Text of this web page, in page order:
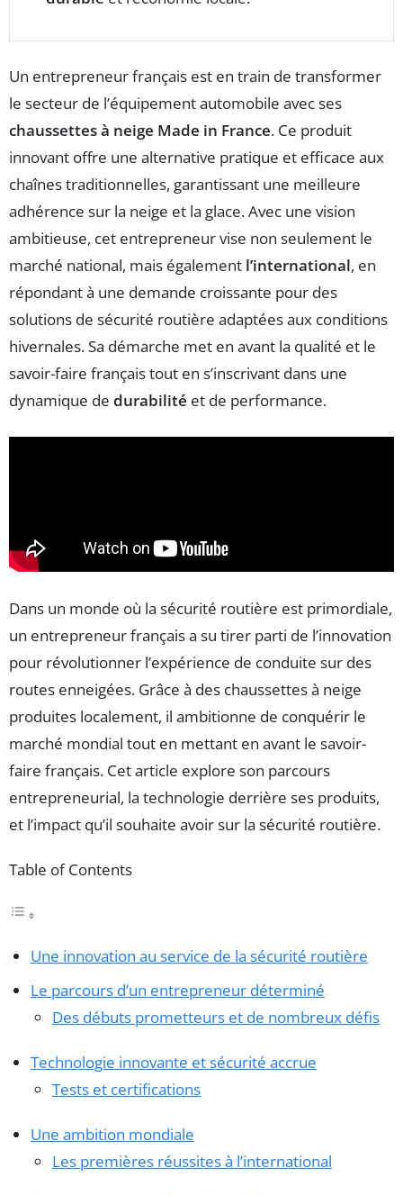
Un entrepreneur français est en train de transformer
le secteur de l’équipement automobile avec ses
chaussettes à neige Made in France. Ce produit
innovant offre une alternative pratique et efficace aux
chaînes traditionnelles, garantissant une meilleure
adhérence sur la neige et la glace. Avec une vision
ambitieuse, cet entrepreneur vise non seulement le
marché national, mais également l’international, en
répondant à une demande croissante pour des
solutions de sécurité routière adaptées aux conditions
hivernales. Sa démarche met en avant la qualité et le
savoir-faire français tout en s’inscrivant dans une
dynamique de durabilité et de performance.
Dans un monde où la sécurité routière est primordiale,
un entrepreneur français a su tirer parti de l’innovation
pour révolutionner l’expérience de conduite sur des
routes enneigées. Grâce à des chaussettes à neige
produites localement, il ambitionne de conquérir le
marché mondial tout en mettant en avant le savoir-
faire français. Cet article explore son parcours
entrepreneurial, la technologie derrière ses produits,
et l’impact qu’il souhaite avoir sur la sécurité routière.
Table of Contents
Une innovation au service de la sécurité routière
Le parcours d’un entrepreneur déterminé
Des débuts prometteurs et de nombreux défis
Technologie innovante et sécurité accrue
Tests et certifications
Une ambition mondiale
Les premières réussites à l’international